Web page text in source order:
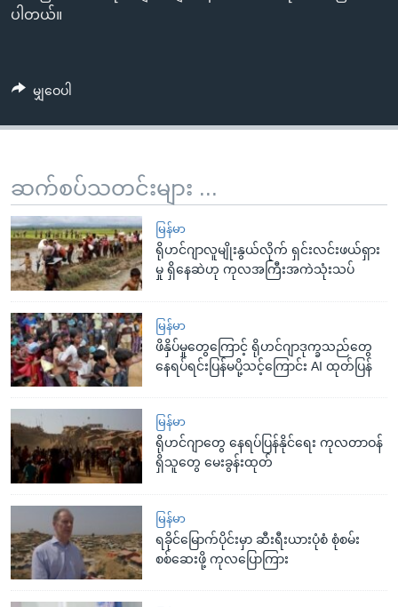
ပါတယ်။
မျှဝေပါ
ဆက်စပ်သတင်းများ ...
မြန်မာ
ရိုဟင်ဂျာလူမျိုးနွယ်လိုက် ရှင်းလင်းဖယ်ရှား
မှု ရှိနေဆဲဟု ကုလအကြီးအကဲသုံးသပ်
မြန်မာ
ဖိနှိပ်မှုတွေကြောင့် ရိုဟင်ဂျာဒုက္ခသည်တွေ
နေရပ်ရင်းပြန်မပို့သင့်ကြောင်း AI ထုတ်ပြန်
မြန်မာ
ရိုဟင်ဂျာတွေ နေရပ်ပြန်နိုင်ရေး ကုလတာဝန်
ရှိသူတွေ မေးခွန်းထုတ်
မြန်မာ
ရခိုင်မြောက်ပိုင်းမှာ ဆီးရီးယားပုံစံ စုံစမ်း
စစ်ဆေးဖို့ ကုလပြောကြား